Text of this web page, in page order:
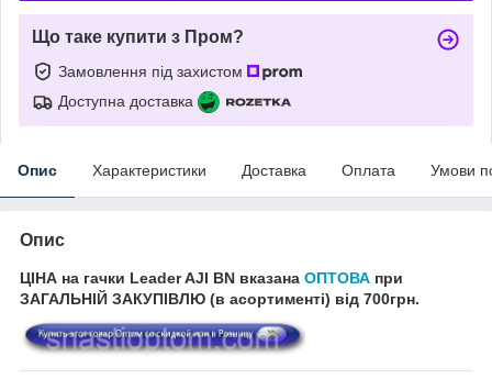
Що таке купити з Пром?
Замовлення під захистом
Доступна доставка
Опис Характеристики Доставка Оплата Умови
Опис
ЦІНА на гачки Leader AJI BN вказана ОПТОВА при
ЗАГАЛЬНІЙ ЗАКУПІВЛЮ (в асортименті) від 700грн.